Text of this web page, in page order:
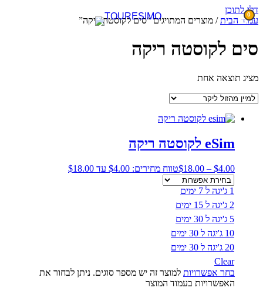
דלג לתוכן
0
עמוד הבית/ מוצרים המתויגים “סים לקוסטה ריקה”
סים לקוסטה ריקה
מציג תוצאה אחת
eSim לקוסטה ריקה
$4.00
–
$18.00 טווח מחירים: ⁦$4.00⁩ עד ⁦$18.00⁩
1 ג'יגה ל 7 ימים
2 ג'יגה ל 15 ימים
5 ג'יגה ל 30 ימים
10 ג'יגה ל 30 ימים
20 ג'יגה ל 30 ימים
Clear
בחר אפשרויות למוצר זה יש מספר סוגים. ניתן לבחור את
האפשרויות בעמוד המוצר